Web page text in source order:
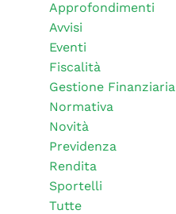
Approfondimenti
Avvisi
Eventi
Fiscalità
Gestione Finanziaria
Normativa
Novità
Previdenza
Rendita
Sportelli
Tutte